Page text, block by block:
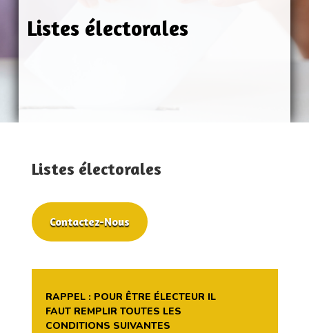
Listes électorales
Listes électorales
Contactez-Nous
RAPPEL : POUR ÊTRE ÉLECTEUR IL
FAUT REMPLIR TOUTES LES
CONDITIONS SUIVANTES